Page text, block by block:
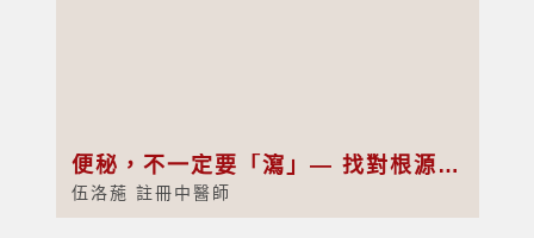
便秘，不一定要「瀉」— 找對根源，補對方向，才能真正通暢
伍洛葹 註冊中醫師